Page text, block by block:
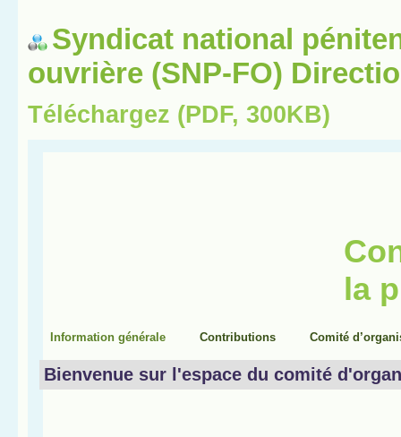
Syndicat national
ouvrière (SNP-FO)
Téléchargez (PDF, 300KB)